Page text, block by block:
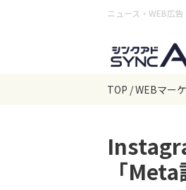
ニュース・WEB広
TOP WEBマー
「